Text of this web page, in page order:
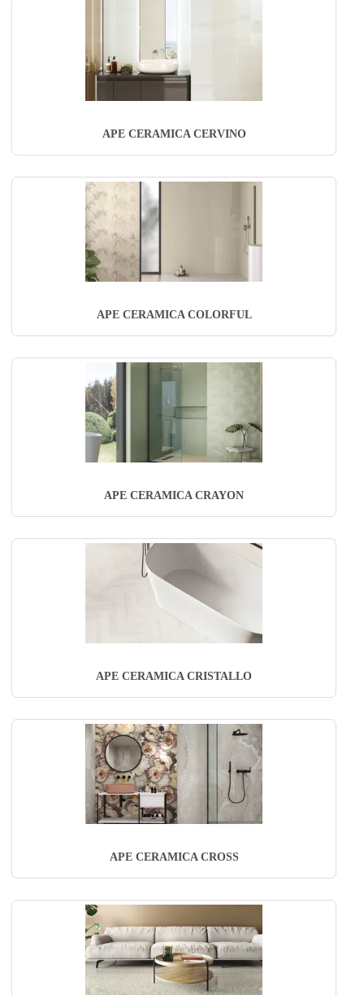
APE CERAMICA CERVINO
APE CERAMICA COLORFUL
APE CERAMICA CRAYON
APE CERAMICA CRISTALLO
APE CERAMICA CROSS